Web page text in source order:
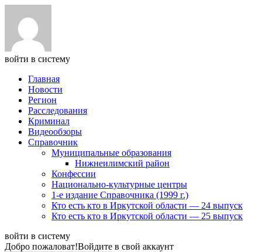
войти в систему
Главная
Новости
Регион
Расследования
Криминал
Видеообзоры
Справочник
Муниципальные образования
Нижнеилимский район
Конфессии
Национально-культурные центры
1-е издание Справочника (1999 г.)
Кто есть кто в Иркутской области — 24 выпуск
Кто есть кто в Иркутской области — 25 выпуск
войти в систему
Добро пожаловат!Войдите в свой аккаунт